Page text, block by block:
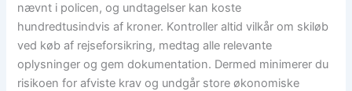
nævnt i policen, og undtagelser kan koste
hundredtusindvis af kroner. Kontroller altid vilkår om skiløb
ved køb af rejseforsikring, medtag alle relevante
oplysninger og gem dokumentation. Dermed minimerer du
risikoen for afviste krav og undgår store økonomiske